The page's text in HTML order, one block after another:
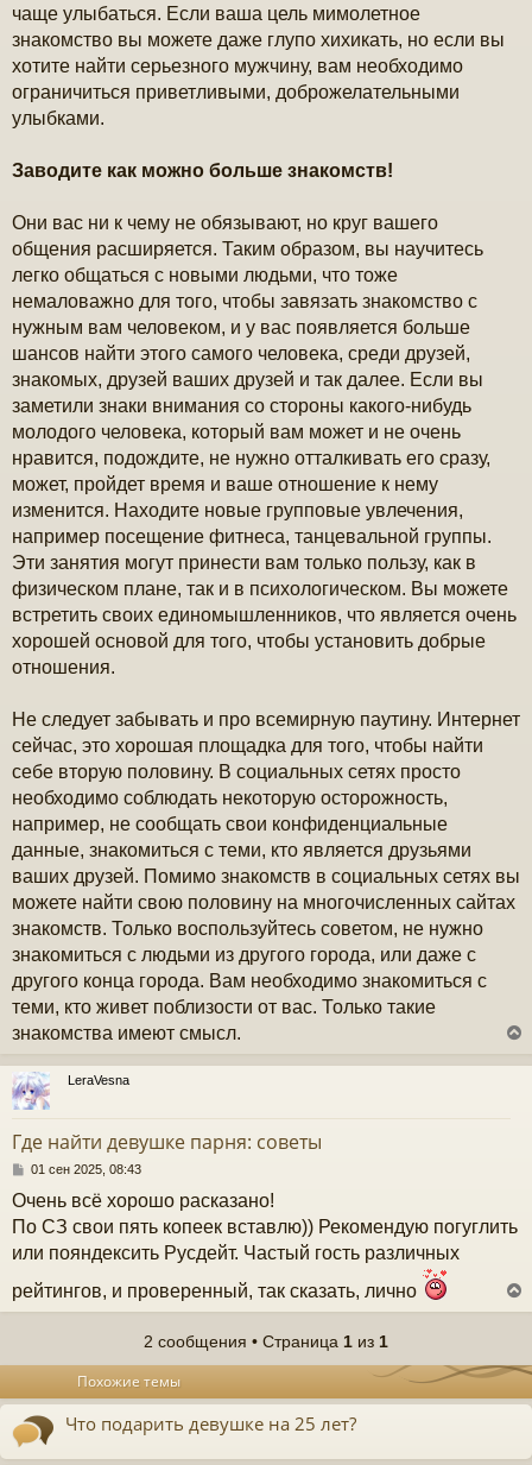
чаще улыбаться. Если ваша цель мимолетное
знакомство вы можете даже глупо хихикать, но если вы
хотите найти серьезного мужчину, вам необходимо
ограничиться приветливыми, доброжелательными
улыбками.
Заводите как можно больше знакомств!
Они вас ни к чему не обязывают, но круг вашего
общения расширяется. Таким образом, вы научитесь
легко общаться с новыми людьми, что тоже
немаловажно для того, чтобы завязать знакомство с
нужным вам человеком, и у вас появляется больше
шансов найти этого самого человека, среди друзей,
знакомых, друзей ваших друзей и так далее. Если вы
заметили знаки внимания со стороны какого-нибудь
молодого человека, который вам может и не очень
нравится, подождите, не нужно отталкивать его сразу,
может, пройдет время и ваше отношение к нему
изменится. Находите новые групповые увлечения,
например посещение фитнеса, танцевальной группы.
Эти занятия могут принести вам только пользу, как в
физическом плане, так и в психологическом. Вы можете
встретить своих единомышленников, что является очень
хорошей основой для того, чтобы установить добрые
отношения.
Не следует забывать и про всемирную паутину. Интернет
сейчас, это хорошая площадка для того, чтобы найти
себе вторую половину. В социальных сетях просто
необходимо соблюдать некоторую осторожность,
например, не сообщать свои конфиденциальные
данные, знакомиться с теми, кто является друзьями
ваших друзей. Помимо знакомств в социальных сетях вы
можете найти свою половину на многочисленных сайтах
знакомств. Только воспользуйтесь советом, не нужно
знакомиться с людьми из другого города, или даже с
другого конца города. Вам необходимо знакомиться с
теми, кто живет поблизости от вас. Только такие
знакомства имеют смысл.
р
LeraVesna
Где найти девушке парня: советы
С
о
б
е
и
е
01 сен 2025, 08:43
Очень всё хорошо расказано!
По СЗ свои пять копеек вставлю)) Рекомендую погуглить
или пояндексить Русдейт. Частый гость различных
рейтингов, и проверенный, так сказать, лично
е
у
ь
к
2 сообщения • Страница 1 из 1
Похожие темы
Что подарить девушке на 25 лет?